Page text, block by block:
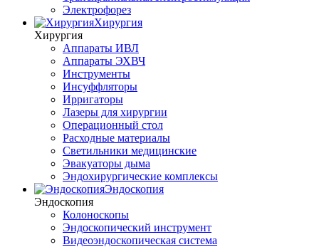
Электрофорез
Хирургия
Хирургия
Аппараты ИВЛ
Аппараты ЭХВЧ
Инструменты
Инсуффляторы
Ирригаторы
Лазеры для хирургии
Операционный стол
Расходные материалы
Светильники медицинские
Эвакуаторы дыма
Эндохирургические комплексы
Эндоскопия
Эндоскопия
Колоноскопы
Эндоскопический инструмент
Видеоэндоскопическая система